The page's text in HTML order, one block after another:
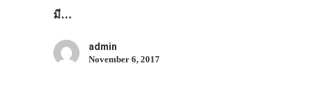
มี…
admin
November 6, 2017